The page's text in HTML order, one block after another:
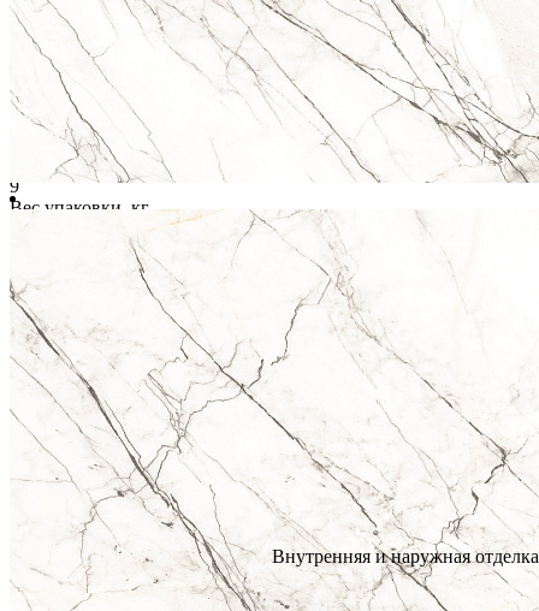
Характеристики
Длина, мм
600
Ширина, мм
600
Размер
60х60
Толщина, мм
9
Вес упаковки, кг
28
Цвет
Белый
Рисунок
Мрамор / Оникс
Форма
Квадрат
Поверхность
Глянцевая гладкая
Ректификат
Помещение
Внутренняя и наружная отделка
Морозоустойчивость
Морозостойкая
Назначение